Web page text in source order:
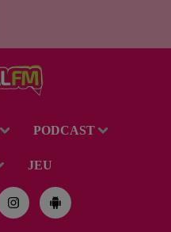
PODCAST
JEU